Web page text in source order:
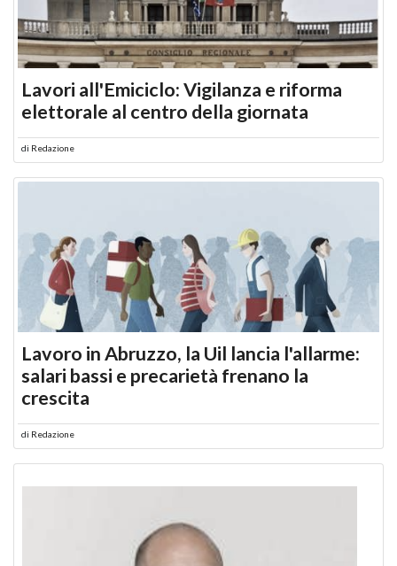
Lavori all'Emiciclo: Vigilanza e riforma
elettorale al centro della giornata
di Redazione
Lavoro in Abruzzo, la Uil lancia l'allarme:
salari bassi e precarietà frenano la
crescita
di Redazione